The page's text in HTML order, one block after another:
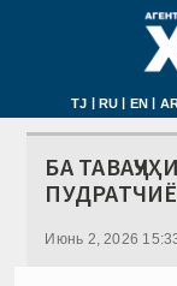
TJ | RU | EN |
БА
Июнь 2, 2026